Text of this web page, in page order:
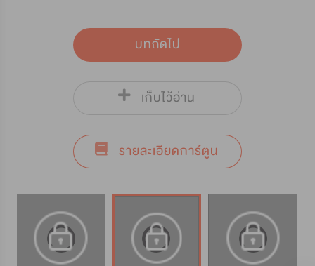
บทถัดไป
เก็บไว้อ่าน
รายละเอียดการ์ตูน